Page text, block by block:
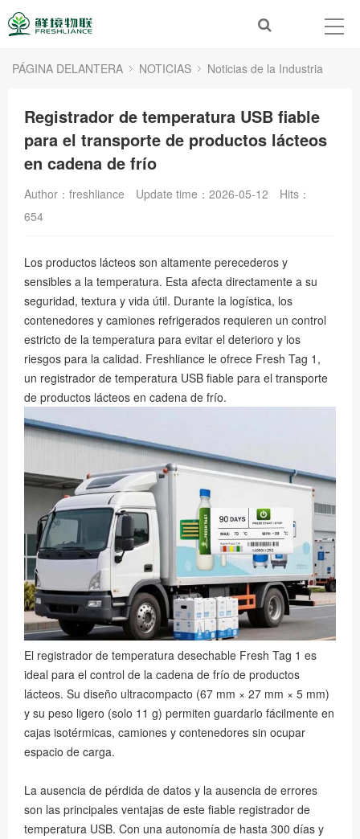
PÁGINA DELANTERA NOTICIAS Noticias de la Industria
Registrador de temperatura USB fiable
para el transporte de productos lácteos
en cadena de frío
Author：freshliance Update time：2026-05-12
Hits：
654
Los productos lácteos son altamente perecederos y
sensibles a la temperatura. Esta afecta directamente a su
seguridad, textura y vida útil. Durante la logística, los
contenedores y camiones refrigerados requieren un control
estricto de la temperatura para evitar el deterioro y los
riesgos para la calidad. Freshliance le ofrece Fresh Tag 1,
un registrador de temperatura USB fiable para el transporte
de productos lácteos en cadena de frío.
El registrador de temperatura desechable Fresh Tag 1 es
ideal para el control de la cadena de frío de productos
lácteos. Su diseño ultracompacto (67 mm × 27 mm × 5 mm)
y su peso ligero (solo 11 g) permiten guardarlo fácilmente en
cajas isotérmicas, camiones y contenedores sin ocupar
espacio de carga.
La ausencia de pérdida de datos y la ausencia de errores
son las principales ventajas de este fiable registrador de
temperatura USB. Con una autonomía de hasta 300 días y